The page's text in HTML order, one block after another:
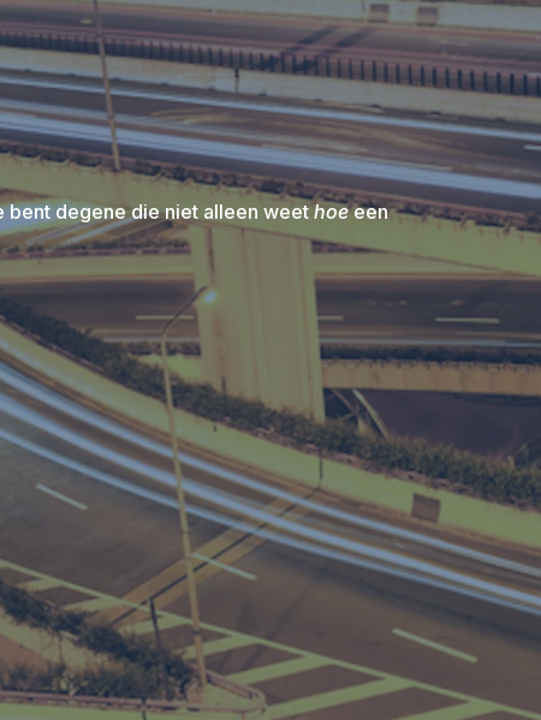
bent degene die niet alleen weethoeeen